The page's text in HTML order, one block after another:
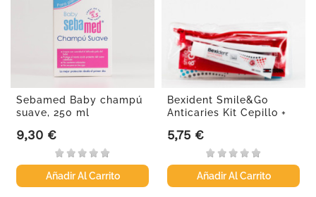
Sebamed Baby champú
suave, 250 ml
Precio
9,30 €
Añadir Al Carrito
Bexident Smile&Go
Anticaries Kit Cepillo +
Precio
5,75 €
Añadir Al Carrito